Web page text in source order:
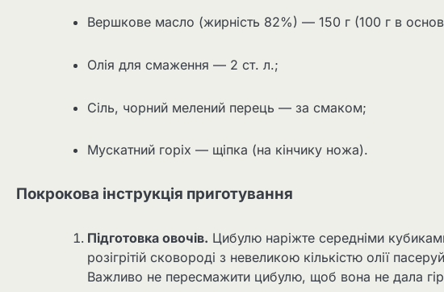
Вершкове масло (жирність 82%) — 150 г (100 г в
Олія для смаження — 2 ст. л.;
Сіль, чорний мелений перець — за смаком;
Мускатний горіх — щіпка (на кінчику ножа).
Покрокова інструкція приготування
Підготовка овочів. Цибулю наріжте середніми
розігрітій сковороді з невеликою кількістю олії
Важливо не пересмажити цибулю, щоб вона не дала